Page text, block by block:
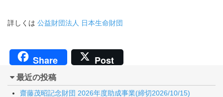
詳しくは 公益財団法人 日本生命財団
Share Post
最近の投稿
齋藤茂昭記念財団 2026年度助成事業(締切2026/10/15)